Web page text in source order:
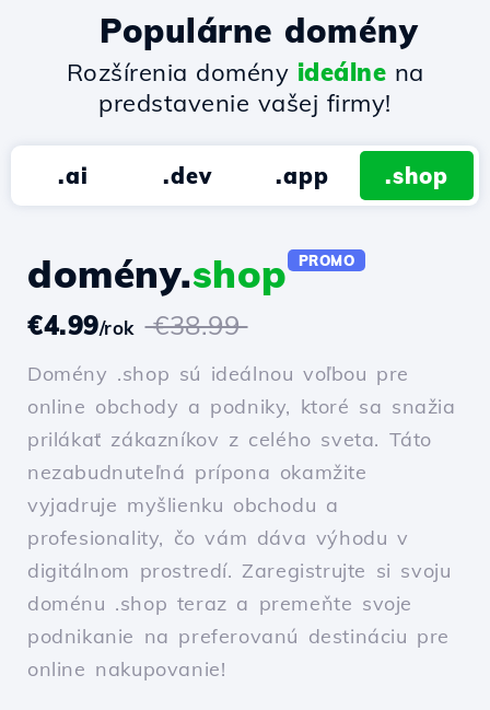
Populárne domény
Rozšírenia domény ideálne na
predstavenie vašej firmy!
.ai .dev .app .shop
domény.shop PROMO
€4.99/rok €38.99
Domény .shop sú ideálnou voľbou pre
online obchody a podniky, ktoré sa snažia
prilákať zákazníkov z celého sveta. Táto
nezabudnuteľná prípona okamžite
vyjadruje myšlienku obchodu a
profesionality, čo vám dáva výhodu v
digitálnom prostredí. Zaregistrujte si svoju
doménu .shop teraz a premeňte svoje
podnikanie na preferovanú destináciu pre
online nakupovanie!